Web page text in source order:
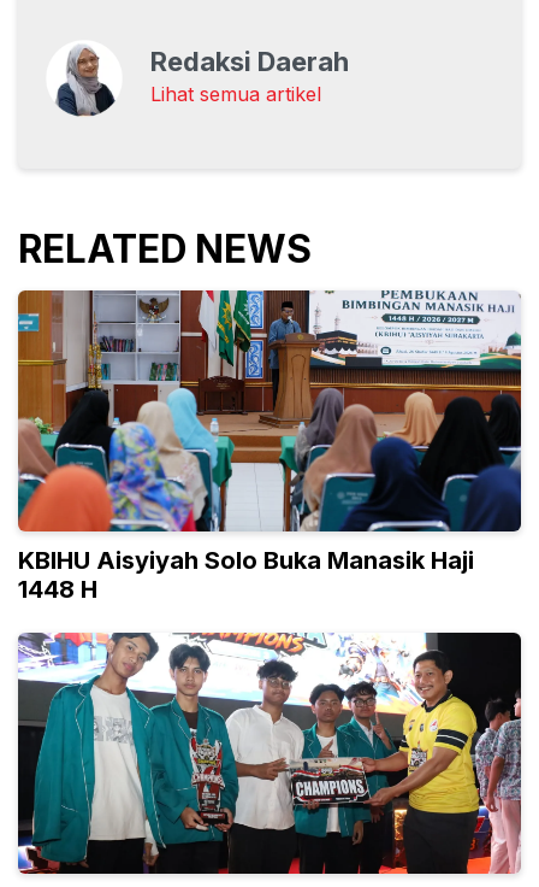
Redaksi Daerah
Lihat semua artikel
RELATED NEWS
KBIHU Aisyiyah Solo Buka Manasik Haji
1448 H